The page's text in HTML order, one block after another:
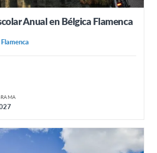
Anual en Bélgica Flamenca